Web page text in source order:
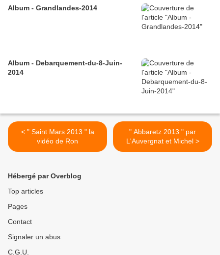
Album - Grandlandes-2014
Album - Debarquement-du-8-Juin-
2014
< " Saint Mars 2013 " la
vidéo de Ron
" Abbaretz 2013 " par
L'Auvergnat et Michel >
Hébergé par Overblog
Top articles
Pages
Contact
Signaler un abus
C.G.U.